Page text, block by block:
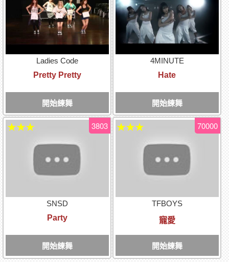
Ladies Code
Pretty Pretty
開始練舞
4MINUTE
Hate
開始練舞
SNSD
Party
開始練舞
3803
★★★
TFBOYS
寵愛
開始練舞
70000
★★★